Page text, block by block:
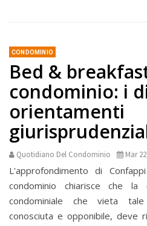
CONDOMINIO
Bed &
condominio: i
orientamenti
Quotidiano Del Condominio Mar
L'approfondimento di
condominio chiarisce che la
condominiale che vieta
conosciuta e opponibile, deve